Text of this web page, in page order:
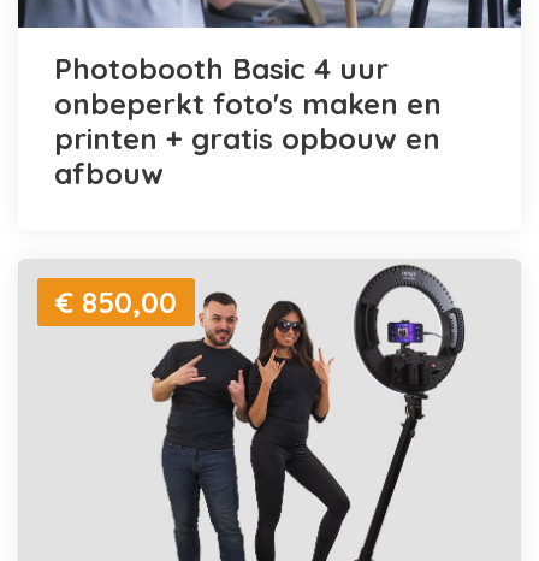
Photobooth Basic 4 uur
onbeperkt foto's maken en
printen + gratis opbouw en
afbouw
€ 850,00